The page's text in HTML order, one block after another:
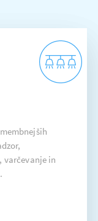
varčevanje in